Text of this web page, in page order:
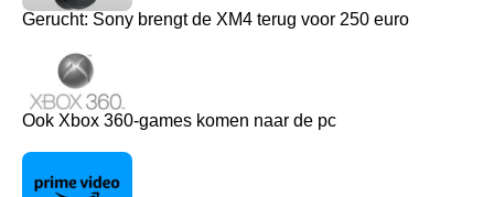
Gerucht: Sony brengt de XM4 terug voor 250 euro
Ook Xbox 360-games komen naar de pc